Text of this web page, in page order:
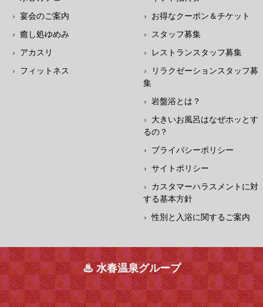
宴会のご案内
癒し処ゆめみ
アカスリ
フィットネス
お得なクーポン＆チケット
スタッフ募集
レストランスタッフ募集
リラクゼーションスタッフ募
集
岩盤浴とは？
大きいお風呂はなぜホッとす
るの？
プライバシーポリシー
サイトポリシー
カスタマーハラスメントに対
する基本方針
性別と入浴に関するご案内
♨ 水春温泉グループ